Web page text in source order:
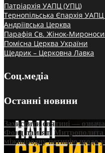
Патріархія УАПЦ (УПЦ)
Тернопільська Єпархія
Андріївська Церква
Парафія Св. Жінок-
Помісна Церква України
Щедрик – Церковна Лавка
Соц.медіа
Останні новини
Захистити святині —
Фонд пам’яті
міжнародну петицію щодо